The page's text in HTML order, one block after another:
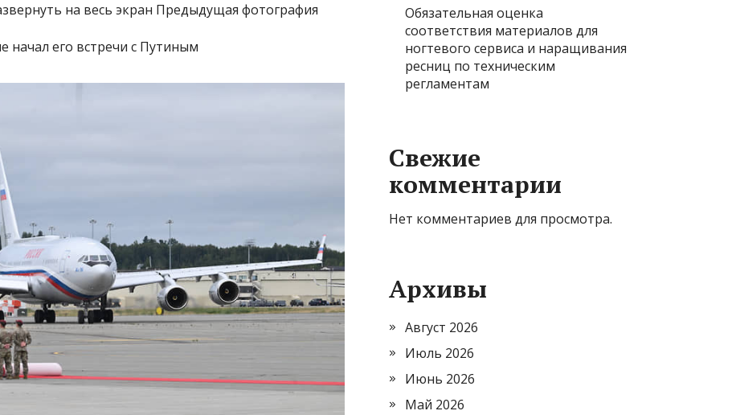
на весь экран Предыдущая фотография
Обязательная оценка
соответствия материалов для
ногтевого сервиса и наращивания
ресниц по техническим
регламентам
Свежие
комментарии
Нет комментариев для просмотра.
Архивы
Август 2026
Июль 2026
Июнь 2026
Май 2026